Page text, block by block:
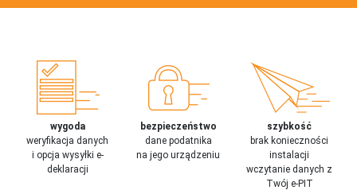
wygoda
weryfikacja danych
i opcja wysyłki e-
deklaracji
bezpieczeństwo
dane podatnika
na jego urządzeniu
szybkość
brak konieczności
instalacji
wczytanie danych z
Twój e-PIT